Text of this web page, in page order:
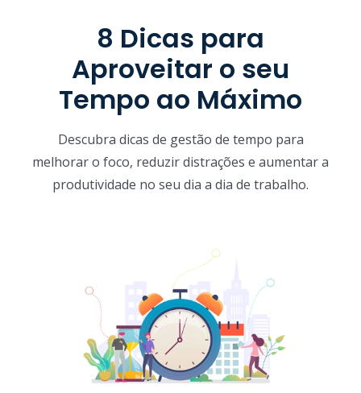
8 Dicas para
Aproveitar o seu
Tempo ao Máximo
Descubra dicas de gestão de tempo para
melhorar o foco, reduzir distrações e aumentar a
produtividade no seu dia a dia de trabalho.